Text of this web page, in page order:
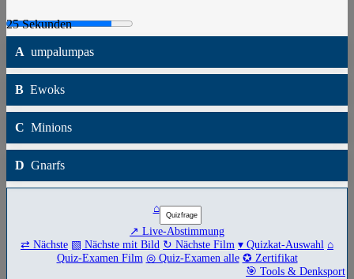
A umpalumpas
B Ewoks
C Minions
D Gnarfs
⌂
↗ Live-Abstimmung
⇄ Nächste ▧ Nächste mit Bild ↻ Nächste Film ▾ Quizkat-Auswahl ⌂
Quiz-Examen Film ◎ Quiz-Examen alle ✪ Zertifikat
🎯 Tools & Denksport